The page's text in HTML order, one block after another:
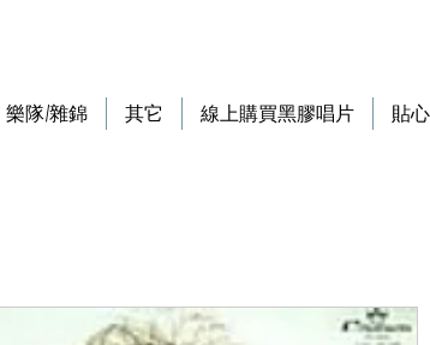
樂隊/雜錦 其它 線上購買黑膠唱片 貼